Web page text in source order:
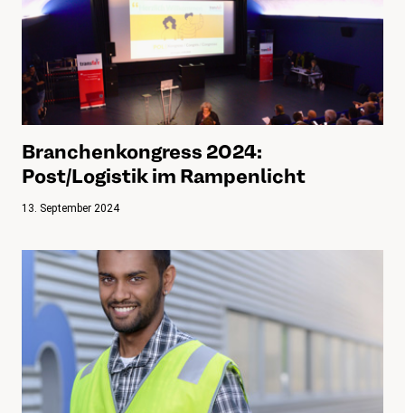
Branchenkongress 2024:
Post/Logistik im Rampenlicht
13. September 2024